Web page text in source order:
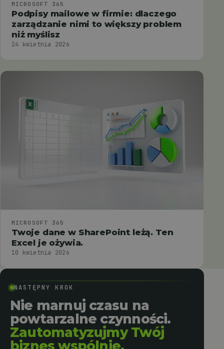
MICROSOFT 365
Podpisy mailowe w firmie: dlaczego
zarządzanie nimi to większy problem
niż myślisz
24 kwietnia 2026
MICROSOFT 365
Twoje dane w SharePoint leżą. Ten
Excel je ożywia.
10 kwietnia 2026
NASTĘPNY KROK
Nie marnuj czasu na
powtarzalne czynności.
Zautomatyzujmy Twój
biznes wspólnie.